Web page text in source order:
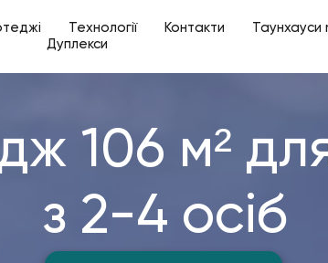
Технології Контакти
Таунхауси
Дуплекси
106 м²
з 2-4 осіб